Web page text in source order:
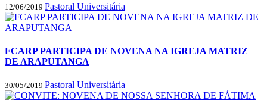
12/06/2019 Pastoral Universitária
FCARP PARTICIPA DE NOVENA NA IGREJA MATRIZ
DE ARAPUTANGA
30/05/2019 Pastoral Universitária